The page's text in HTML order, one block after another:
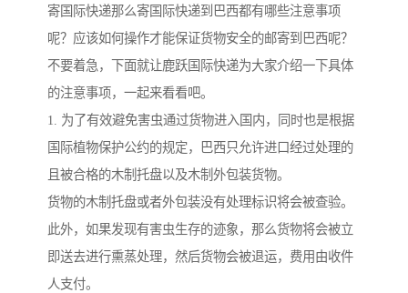
寄国际快递那么寄国际快递到巴西都有哪些注意事项
呢？应该如何操作才能保证货物安全的邮寄到巴西呢？
不要着急，下面就让鹿跃国际快递为大家介绍一下具体
的注意事项，一起来看看吧。
1. 为了有效避免害虫通过货物进入国内，同时也是根据
国际植物保护公约的规定，巴西只允许进口经过处理的
且被合格的木制托盘以及木制外包装货物。
货物的木制托盘或者外包装没有处理标识将会被查验。
此外，如果发现有害虫生存的迹象，那么货物将会被立
即送去进行熏蒸处理，然后货物会被退运，费用由收件
人支付。